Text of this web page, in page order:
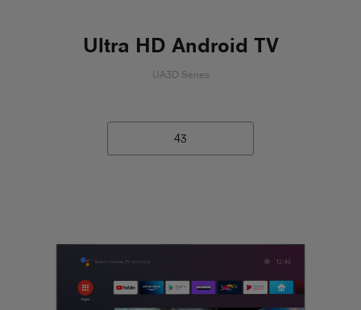
Ultra HD Android TV
UA3D Series
43